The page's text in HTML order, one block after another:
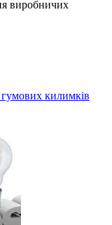
виробничих
килимків